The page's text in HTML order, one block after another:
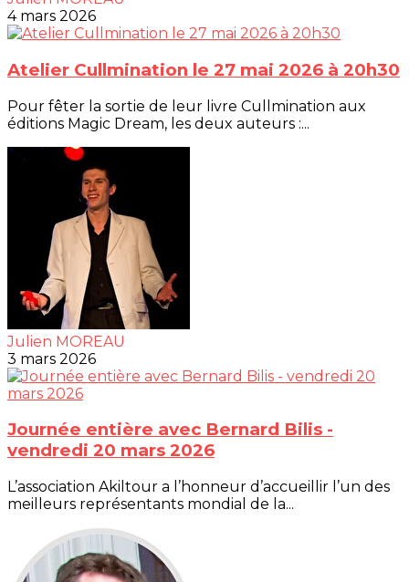
4 mars 2026
Atelier Cullmination le 27 mai 2026 à 20h30
Pour fêter la sortie de leur livre Cullmination aux
éditions Magic Dream, les deux auteurs :...
Julien MOREAU
3 mars 2026
Journée entière avec Bernard Bilis -
vendredi 20 mars 2026
L’association Akiltour a l’honneur d’accueillir l’un des
meilleurs représentants mondial de la...